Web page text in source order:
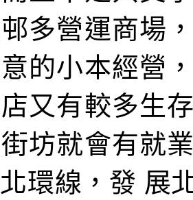
多營運商場
的小本經營
又有較多生
坊就會有就
環線，發 展